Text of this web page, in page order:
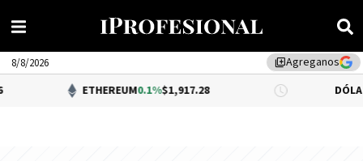
library_addAgreganos
8/8/2026
ETHEREUM0.1%$1,917.28 DÓLAR BNA